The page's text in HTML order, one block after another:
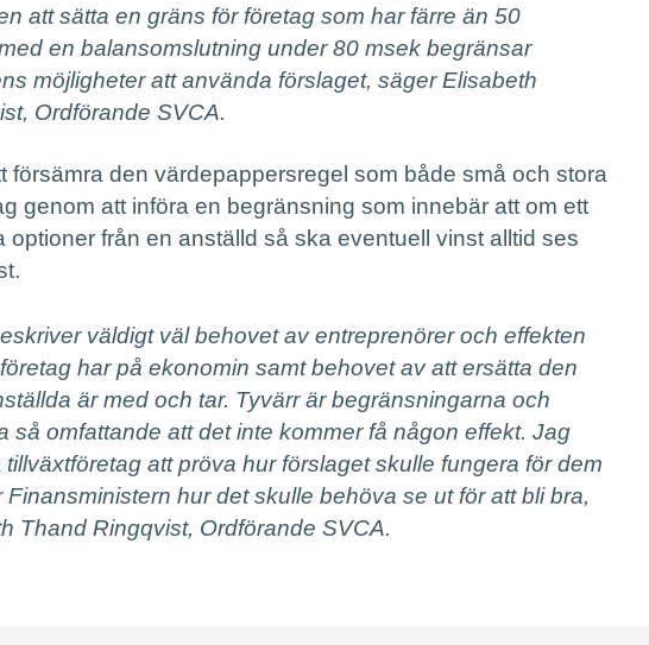
att sätta en gräns för företag som har färre än 50
en balansomslutning under 80 msek begränsar
möjligheter att använda förslaget, säger Elisabeth
Ordförande SVCA.
försämra den värdepappersregel som både små och stora
genom att införa en begränsning som innebär att om ett
optioner från en anställd så ska eventuell vinst alltid ses
väldigt väl behovet av entreprenörer och effekten
har på ekonomin samt behovet av att ersätta den
är med och tar. Tyvärr är begränsningarna och
så omfattande att det inte kommer få någon effekt. Jag
att pröva hur förslaget skulle fungera för dem
Finansministern hur det skulle behöva se ut för att bli bra,
Thand Ringqvist, Ordförande SVCA.